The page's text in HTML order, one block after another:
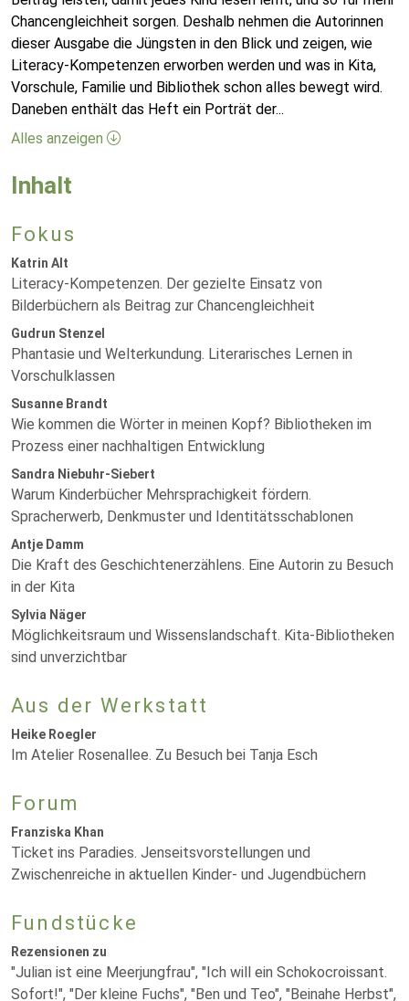
Chancengleichheit sorgen. Deshalb nehmen die Autorinnen
dieser Ausgabe die Jüngsten in den Blick und zeigen, wie
Literacy-Kompetenzen erworben werden und was in Kita,
Vorschule, Familie und Bibliothek schon alles bewegt wird.
Daneben enthält das Heft ein Porträt der...
Alles anzeigen
Inhalt
Fokus
Katrin Alt
Literacy-Kompetenzen. Der gezielte Einsatz von
Bilderbüchern als Beitrag zur Chancengleichheit
Gudrun Stenzel
Phantasie und Welterkundung. Literarisches Lernen in
Vorschulklassen
Susanne Brandt
Wie kommen die Wörter in meinen Kopf? Bibliotheken im
Prozess einer nachhaltigen Entwicklung
Sandra Niebuhr-Siebert
Warum Kinderbücher Mehrsprachigkeit fördern.
Spracherwerb, Denkmuster und Identitätsschablonen
Antje Damm
Die Kraft des Geschichtenerzählens. Eine Autorin zu Besuch
in der Kita
Sylvia Näger
Möglichkeitsraum und Wissenslandschaft. Kita-Bibliotheken
sind unverzichtbar
Aus der Werkstatt
Heike Roegler
Im Atelier Rosenallee. Zu Besuch bei Tanja Esch
Forum
Franziska Khan
Ticket ins Paradies. Jenseitsvorstellungen und
Zwischenreiche in aktuellen Kinder- und Jugendbüchern
Fundstücke
Rezensionen zu
"Julian ist eine Meerjungfrau", "Ich will ein Schokocroissant.
Sofort!", "Der kleine Fuchs", "Ben und Teo", "Beinahe Herbst",